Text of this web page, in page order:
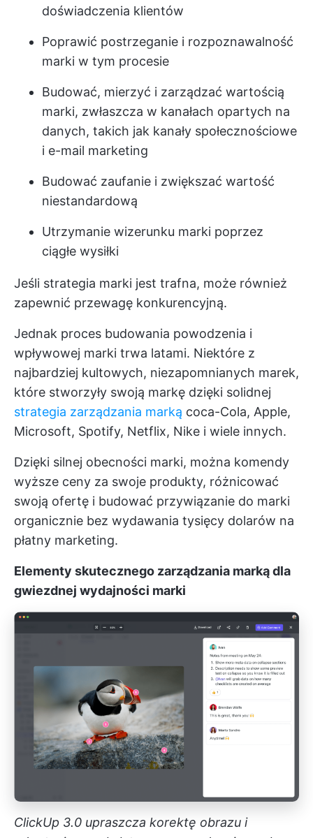
doświadczenia klientów
Poprawić postrzeganie i rozpoznawalność
marki w tym procesie
Budować, mierzyć i zarządzać wartością
marki, zwłaszcza w kanałach opartych na
danych, takich jak kanały społecznościowe
i e-mail marketing
Budować zaufanie i zwiększać wartość
niestandardową
Utrzymanie wizerunku marki poprzez
ciągłe wysiłki
Jeśli strategia marki jest trafna, może również
zapewnić przewagę konkurencyjną.
Jednak proces budowania powodzenia i
wpływowej marki trwa latami. Niektóre z
najbardziej kultowych, niezapomnianych marek,
które stworzyły swoją markę dzięki solidnej
strategia zarządzania marką coca-Cola, Apple,
Microsoft, Spotify, Netflix, Nike i wiele innych.
Dzięki silnej obecności marki, można komendy
wyższe ceny za swoje produkty, różnicować
swoją ofertę i budować przywiązanie do marki
organicznie bez wydawania tysięcy dolarów na
płatny marketing.
Elementy skutecznego zarządzania marką dla
gwiezdnej wydajności marki
ClickUp 3.0 upraszcza korektę obrazu i